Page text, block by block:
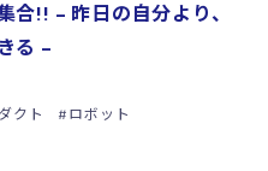
合!! – 昨日の自分より、
る –
クト
ロボット